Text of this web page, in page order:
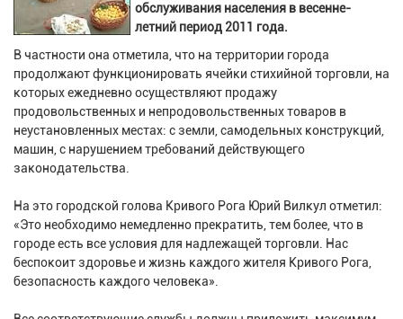
обслуживания населения в весенне-
летний период 2011 года.
В частности она отметила, что на территории города
продолжают функционировать ячейки стихийной торговли, на
которых ежедневно осуществляют продажу
продовольственных и непродовольственных товаров в
неустановленных местах: с земли, самодельных конструкций,
машин, с нарушением требований действующего
законодательства.
На это городской голова Кривого Рога Юрий Вилкул отметил:
«Это необходимо немедленно прекратить, тем более, что в
городе есть все условия для надлежащей торговли. Нас
беспокоит здоровье и жизнь каждого жителя Кривого Рога,
безопасность каждого человека».